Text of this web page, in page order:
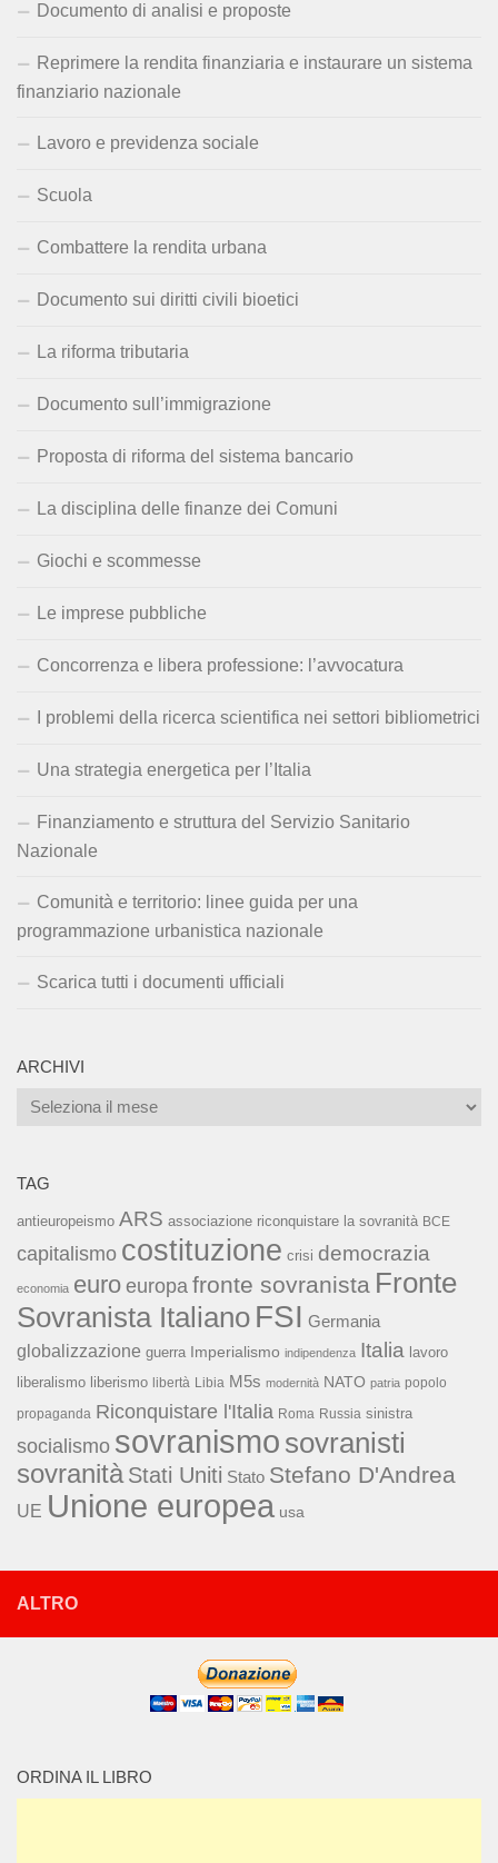
Documento di analisi e proposte
Reprimere la rendita finanziaria e instaurare un sistema
finanziario nazionale
Lavoro e previdenza sociale
Scuola
Combattere la rendita urbana
Documento sui diritti civili bioetici
La riforma tributaria
Documento sull’immigrazione
Proposta di riforma del sistema bancario
La disciplina delle finanze dei Comuni
Giochi e scommesse
Le imprese pubbliche
Concorrenza e libera professione: l’avvocatura
I problemi della ricerca scientifica nei settori bibliometrici
Una strategia energetica per l’Italia
Finanziamento e struttura del Servizio Sanitario
Nazionale
Comunità e territorio: linee guida per una
programmazione urbanistica nazionale
Scarica tutti i documenti ufficiali
ARCHIVI
Archivi
TAG
antieuropeismo ARS associazione riconquistare la sovranità BCE
capitalismo costituzione crisi democrazia
economia euro europa fronte sovranista Fronte
Sovranista Italiano FSI Germania
globalizzazione guerra Imperialismo indipendenza Italia lavoro
liberalismo liberismo libertà Libia M5s modernità NATO patria popolo
propaganda Riconquistare l'Italia Roma Russia sinistra
socialismo sovranismo sovranisti
sovranità Stati Uniti Stato Stefano D'Andrea
UE Unione europea usa
ALTRO
ORDINA IL LIBRO